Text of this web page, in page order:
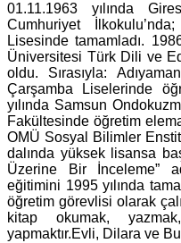
01.11.1963 yılında
Cumhuriyet
Lisesinde tamamladı.
Üniversitesi Türk Dili ve
oldu. Sırasıyla:
Çarşamba Liselerinde
yılında Samsun
Fakültesinde öğretim
OMÜ Sosyal Bilimler
dalında yüksek lisansa
Üzerine Bir İnceleme”
eğitimini 1995 yılında
öğretim görevlisi olarak
kitap okumak,
yapmaktır.Evli, Dilara ve